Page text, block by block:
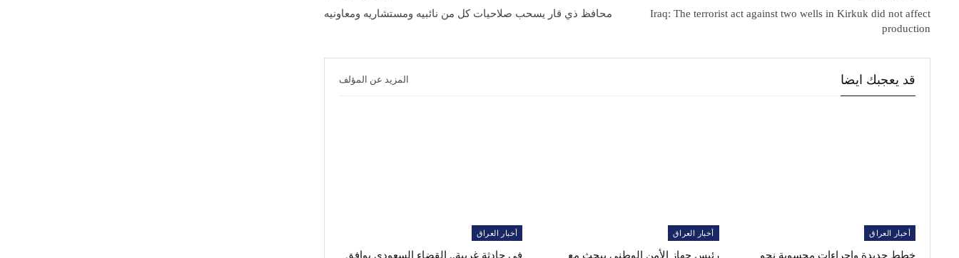
Iraq: The terrorist act against two wells in Kirkuk did not affect
production
محافظ ذي قار يسحب صلاحيات كل من نائبيه ومستشاريه ومعاونيه
قد يعجبك ايضا المزيد عن المؤلف
أخبار العراق
خطط جديدة واجراءات محسوبة نحو
أخبار العراق
رئيس جهاز الأمن الوطني يبحث مع
أخبار العراق
في حادثة غريبة.. القضاء السعودي يوافق